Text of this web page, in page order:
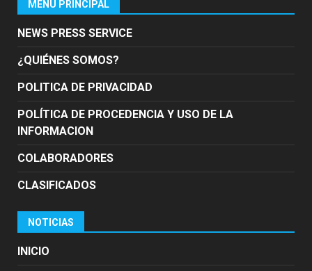
MENÚ PRINCIPAL
NEWS PRESS SERVICE
¿QUIÉNES SOMOS?
POLITICA DE PRIVACIDAD
POLÍTICA DE PROCEDENCIA Y USO DE LA
INFORMACION
COLABORADORES
CLASIFICADOS
NOTICIAS
INICIO